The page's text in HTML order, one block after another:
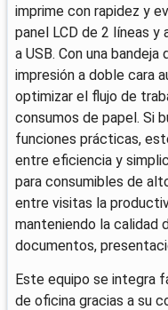
imprime con rapidez y
panel LCD de 2 líneas y
a USB. Con una
impresión a doble cara
optimizar el flujo de
consumos de papel. Si
funciones prácticas,
entre eficiencia y
para consumibles de
entre visitas la
manteniendo la calidad
documentos,
Este equipo se integra
de oficina gracias a su